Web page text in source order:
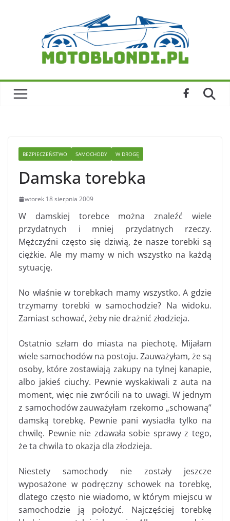
BEZPIECZEŃSTWO SAMOCHODY W DROGĘ
Damska torebka
wtorek 18 sierpnia 2009
W damskiej torebce można znaleźć wiele
przydatnych i mniej przydatnych rzeczy.
Mężczyźni często się dziwią, że nasze torebki są
ciężkie. Ale my mamy w nich wszystko na każdą
sytuację.
No właśnie w torebkach mamy wszystko. A gdzie
trzymamy torebki w samochodzie? Na widoku.
Zamiast schować, żeby nie drażnić złodzieja.
Ostatnio szłam do miasta na piechotę. Mijałam
wiele samochodów na postoju. Zauważyłam, że są
osoby, które zostawiają zakupy na tylnej kanapie,
albo jakieś ciuchy. Pewnie wyskakiwali z auta na
moment, więc nie zwrócili na to uwagi. W jednym
z samochodów zauważyłam rzekomo „schowaną”
damską torebkę. Pewnie pani wysiadła tylko na
chwilę. Pewnie nie zdawała sobie sprawy z tego,
że ta chwila to okazja dla złodzieja.
Niestety samochody nie zostały jeszcze
wyposażone w podręczny schowek na torebkę,
dlatego często nie wiadomo, w którym miejscu w
samochodzie ją położyć. Najczęściej torebkę